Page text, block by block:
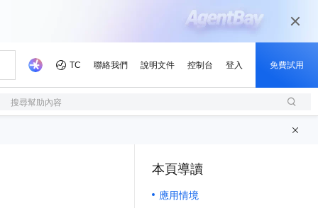
搜尋幫助內容
本頁導讀
應用情境